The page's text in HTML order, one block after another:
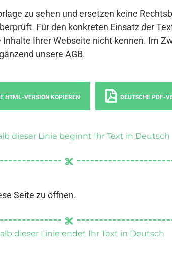
zu sehen und ersetzen keine
Für den konkreten Einsatz der
Ihrer Webseite nicht kennen. Im
unsere AGB.
HTML-VERSION KOPIEREN DEUTSCHE PDF-
dieser Linie beginnt Ihr Text in Deutsch
Seite zu öffnen.
dieser Linie endet Ihr Text in Deutsch